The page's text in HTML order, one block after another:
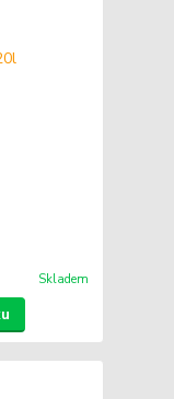
Skladem